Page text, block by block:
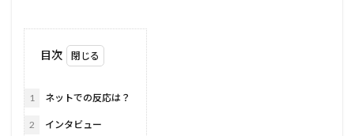
目次
1 ネットでの反応は？
2 インタビュー